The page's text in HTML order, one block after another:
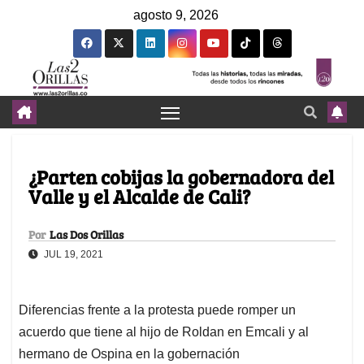
agosto 9, 2026
¿Parten cobijas la gobernadora del
Valle y el Alcalde de Cali?
Por Las Dos Orillas
JUL 19, 2021
Diferencias frente a la protesta puede romper un
acuerdo que tiene al hijo de Roldan en Emcali y al
hermano de Ospina en la gobernación